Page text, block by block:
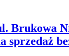
Brukowa
sprzedaż